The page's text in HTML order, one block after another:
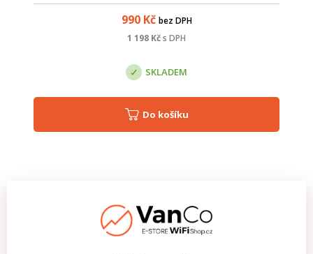
990Kč bez DPH
1 198 Kčs DPH
SKLADEM
Do košíku